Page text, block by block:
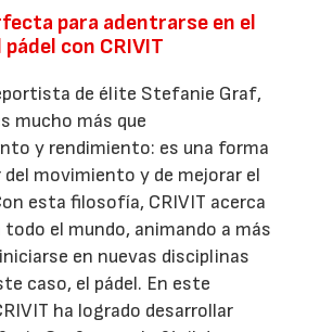
para adentrarse en el
con CRIVIT
de élite Stefanie Graf,
mucho más que
y rendimiento: es una forma
movimiento y de mejorar el
esta filosofía, CRIVIT acerca
todo el mundo, animando a más
en nuevas disciplinas
caso, el pádel. En este
ha logrado desarrollar